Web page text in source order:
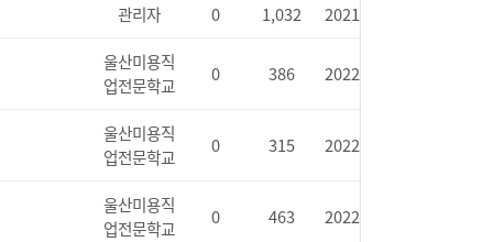
관리자 0 1,032 2021.08.30
울산미용직
업전문학교
0 386 2022.09.02
울산미용직
업전문학교
0 315 2022.09.02
울산미용직
업전문학교
0 463 2022.06.03